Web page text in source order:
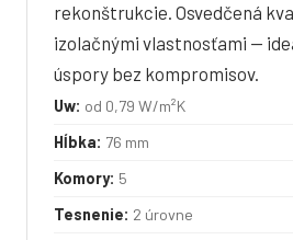
rekonštrukcie. Osvedčená
izolačnými vlastnosťami —
úspory bez kompromisov.
Uw: od 0,79 W/m²K
Hĺbka: 76 mm
Komory: 5
Tesnenie: 2 úrovne